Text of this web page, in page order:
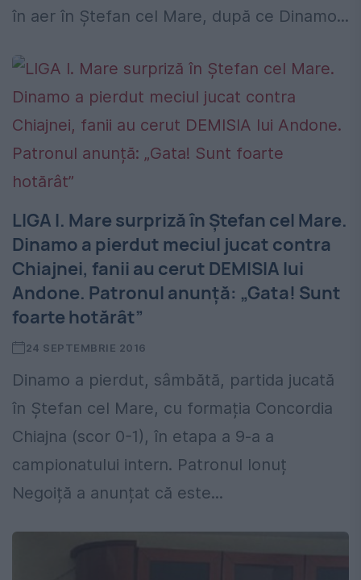
în aer în Ștefan cel Mare, după ce Dinamo...
LIGA I. Mare surpriză în Ștefan cel Mare.
Dinamo a pierdut meciul jucat contra
Chiajnei, fanii au cerut DEMISIA lui
Andone. Patronul anunță: „Gata! Sunt
foarte hotărât”
24 SEPTEMBRIE 2016
Dinamo a pierdut, sâmbătă, partida jucată
în Ștefan cel Mare, cu formația Concordia
Chiajna (scor 0-1), în etapa a 9-a a
campionatului intern. Patronul Ionuț
Negoiță a anunțat că este...